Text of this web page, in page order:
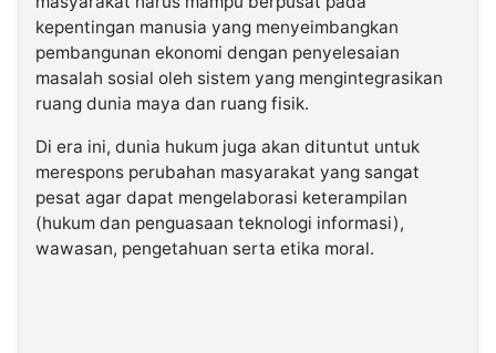
kepentingan manusia yang menyeimbangkan
pembangunan ekonomi dengan penyelesaian
masalah sosial oleh sistem yang mengintegrasikan
ruang dunia maya dan ruang fisik.
Di era ini, dunia hukum juga akan dituntut untuk
merespons perubahan masyarakat yang sangat
pesat agar dapat mengelaborasi keterampilan
(hukum dan penguasaan teknologi informasi),
wawasan, pengetahuan serta etika moral.